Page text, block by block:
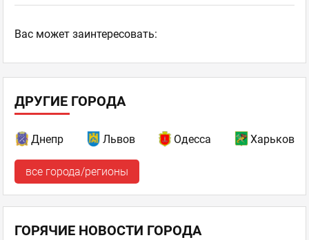
Ваc может заинтересовать:
ДРУГИЕ ГОРОДА
Днепр Львов Одесса Харьков
все города/регионы
ГОРЯЧИЕ НОВОСТИ ГОРОДА